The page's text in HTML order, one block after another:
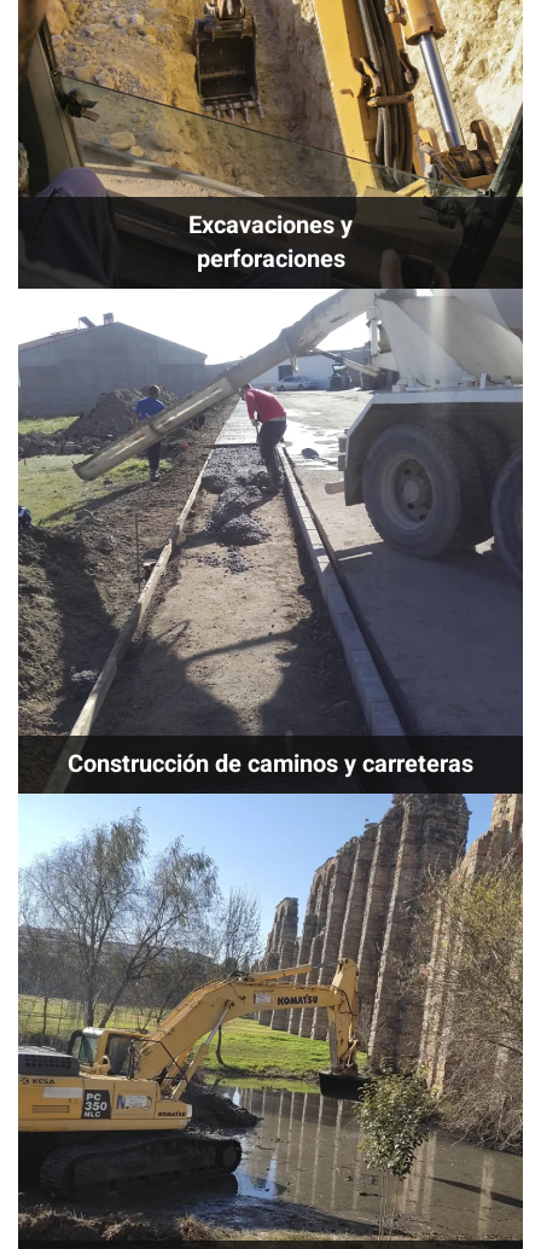
Excavaciones y
perforaciones
Construcción de caminos y carreteras